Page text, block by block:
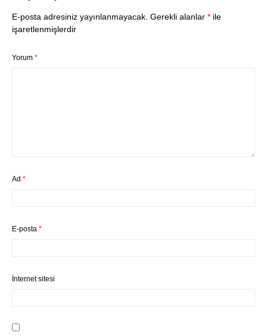
E-posta adresiniz yayınlanmayacak. Gerekli alanlar * ile
işaretlenmişlerdir
Yorum *
Ad *
E-posta *
İnternet sitesi